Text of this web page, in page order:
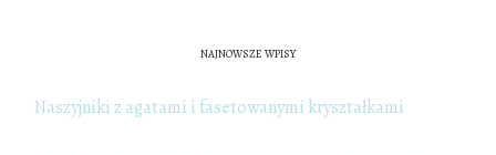
NAJNOWSZE WPISY
Naszyjniki z agatami i fasetowanymi kryształkami